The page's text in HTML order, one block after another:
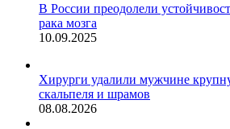
В России преодолели
рака мозга
10.09.2025
Хирурги удалили мужчине
скальпеля и шрамов
08.08.2026